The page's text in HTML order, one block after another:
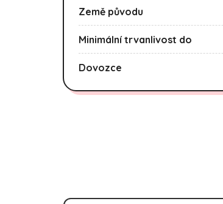
Země původu
Minimální trvanlivost do
Dovozce